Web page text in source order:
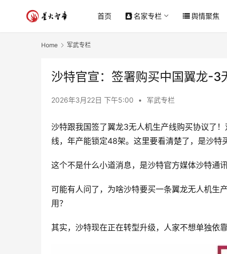
首页 名家专栏 舆情聚焦
Home 军武专栏
沙特官宣：签署购买中国翼龙-3
2026年3月22日 下午5:00 • 军武专栏
沙特跟我国签了翼龙3无人机生产线购买协议了
线，年产能锁定48架。这里要看清楚了，是沙
这个不是什么小道消息，是沙特官方媒体沙特通
可能有人问了，为啥沙特要买一条翼龙无人机生
用？
其实，沙特现在正在转型升级，人家不想单独依